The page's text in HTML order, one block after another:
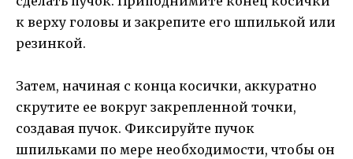
к верху головы и закрепите его шпилькой или
резинкой.
Затем, начиная с конца косички, аккуратно
скрутите ее вокруг закрепленной точки,
создавая пучок. Фиксируйте пучок
шпильками по мере необходимости, чтобы он